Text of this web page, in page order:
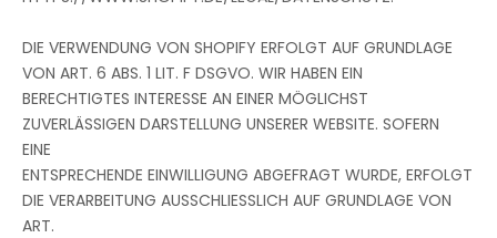
DIE VERWENDUNG VON SHOPIFY ERFOLGT AUF GRUNDLAGE
VON ART. 6 ABS. 1 LIT. F DSGVO. WIR HABEN EIN
BERECHTIGTES INTERESSE AN EINER MÖGLICHST
ZUVERLÄSSIGEN DARSTELLUNG UNSERER WEBSITE. SOFERN
EINE
ENTSPRECHENDE EINWILLIGUNG ABGEFRAGT WURDE, ERFOLGT
DIE VERARBEITUNG AUSSCHLIESSLICH AUF GRUNDLAGE VON
ART.